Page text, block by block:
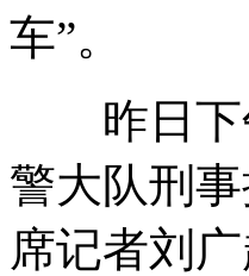
车”。
昨日下午
警大队刑
席记者刘